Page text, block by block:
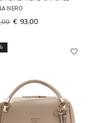
NERO
€ 93,00